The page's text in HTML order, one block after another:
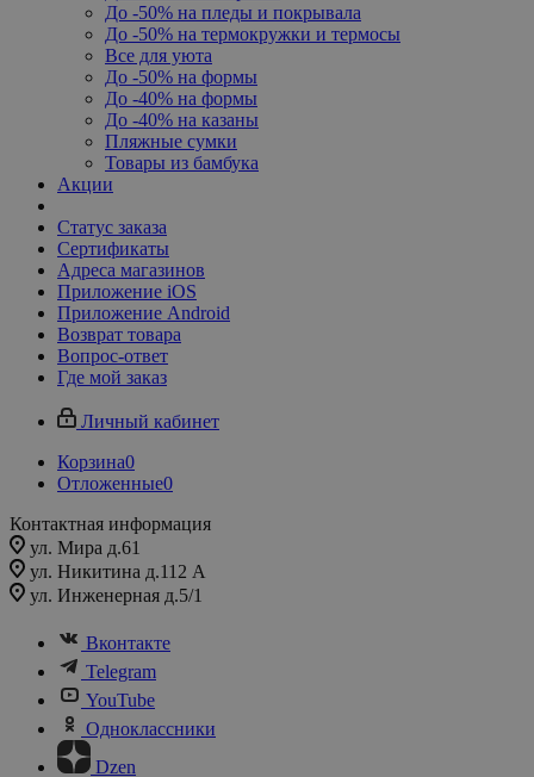
До -50% на пледы и покрывала
До -50% на термокружки и термосы
Все для уюта
До -50% на формы
До -40% на формы
До -40% на казаны
Пляжные сумки
Товары из бамбука
Акции
Статус заказа
Сертификаты
Адреса магазинов
Приложение iOS
Приложение Android
Возврат товара
Вопрос-ответ
Где мой заказ
Личный кабинет
Корзина0
Отложенные0
Контактная информация
ул. Мира д.61
ул. Никитина д.112 А
ул. Инженерная д.5/1
Вконтакте
Telegram
YouTube
Одноклассники
Dzen